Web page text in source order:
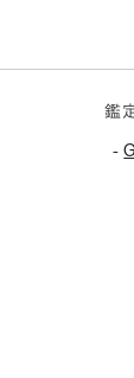
鑑
-